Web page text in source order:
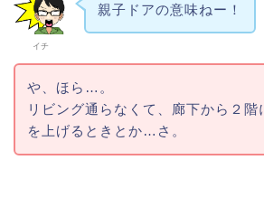
イチ
親子ドアの意味ねー！
や、ほら…。
リビング通らなくて、廊下から２階
を上げるときとか…さ。